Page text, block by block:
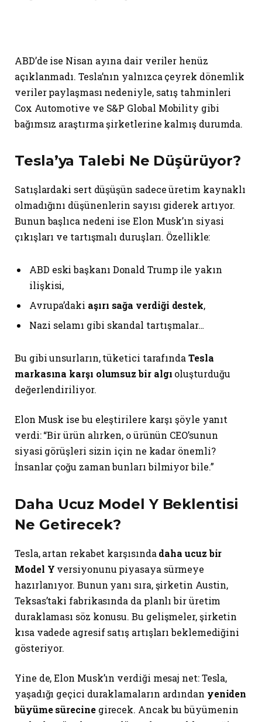
ABD’de ise Nisan ayına dair veriler henüz
açıklanmadı. Tesla’nın yalnızca çeyrek dönemlik
veriler paylaşması nedeniyle, satış tahminleri
Cox Automotive ve S&P Global Mobility gibi
bağımsız araştırma şirketlerine kalmış durumda.
Tesla’ya Talebi Ne Düşürüyor?
Satışlardaki sert düşüşün sadece üretim kaynaklı
olmadığını düşünenlerin sayısı giderek artıyor.
Bunun başlıca nedeni ise Elon Musk’ın siyasi
çıkışları ve tartışmalı duruşları. Özellikle:
ABD eski başkanı Donald Trump ile yakın
ilişkisi,
Avrupa’daki aşırı sağa verdiği destek,
Nazi selamı gibi skandal tartışmalar…
Bu gibi unsurların, tüketici tarafında Tesla
markasına karşı olumsuz bir algı oluşturduğu
değerlendiriliyor.
Elon Musk ise bu eleştirilere karşı şöyle yanıt
verdi: “Bir ürün alırken, o ürünün CEO’sunun
siyasi görüşleri sizin için ne kadar önemli?
İnsanlar çoğu zaman bunları bilmiyor bile.”
Daha Ucuz Model Y Beklentisi
Ne Getirecek?
Tesla, artan rekabet karşısında daha ucuz bir
Model Y versiyonunu piyasaya sürmeye
hazırlanıyor. Bunun yanı sıra, şirketin Austin,
Teksas’taki fabrikasında da planlı bir üretim
duraklaması söz konusu. Bu gelişmeler, şirketin
kısa vadede agresif satış artışları beklemediğini
gösteriyor.
Yine de, Elon Musk’ın verdiği mesaj net: Tesla,
yaşadığı geçici duraklamaların ardından yeniden
büyüme sürecinegirecek. Ancak bu büyümenin